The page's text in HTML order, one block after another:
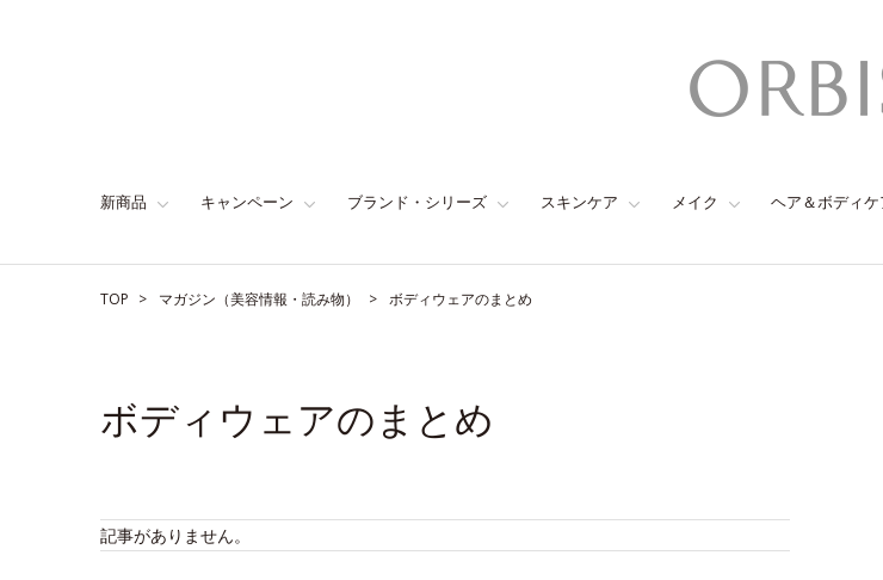
新商品 キャンペーン ブランド・シリーズ スキンケア メイク ヘア＆ボディケ
TOP マガジン（美容情報・読み物） ボディウェアのまとめ
ボディウェアのまとめ
記事がありません。